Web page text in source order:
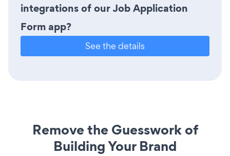
integrations of our Job Application
Form app?
See the details
Remove the Guesswork of
Building Your Brand